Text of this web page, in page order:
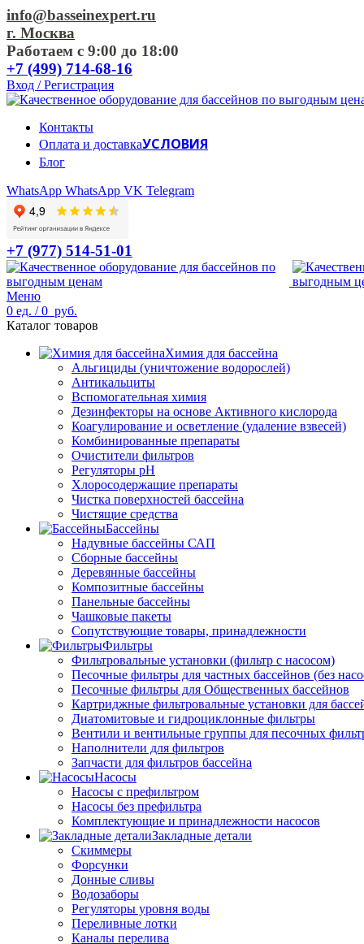
info@basseinexpert.ru
г. Москва
Работаем с 9:00 до 18:00
+7 (499) 714-68-16
Вход / Регистрация
Контакты
Оплата и доставкаУСЛОВИЯ
Блог
WhatsApp WhatsApp VK Telegram
+7 (977) 514-51-01
Меню
0 ед. / 0 руб.
Каталог товаров
Химия для бассейна
Альгициды (уничтожение водорослей)
Антикальциты
Вспомогательная химия
Дезинфекторы на основе Активного кислорода
Коагулирование и осветление (удаление взвесей)
Комбинированные препараты
Очистители фильтров
Регуляторы pH
Хлоросодержащие препараты
Чистка поверхностей бассейна
Чистящие средства
Бассейны
Надувные бассейны САП
Сборные бассейны
Деревянные бассейны
Композитные бассейны
Панельные бассейны
Чашковые пакеты
Сопутствующие товары, принадлежности
Фильтры
Фильтровальные установки (фильтр с насосом)
Песочные фильтры для частных бассейнов (без
Песочные фильтры для Общественных бассейнов
Картриджные фильтровальные установки для
Диатомитовые и гидроциклонные фильтры
Вентили и вентильные группы для песочных
Наполнители для фильтров
Запчасти для фильтров бассейна
Насосы
Насосы с префильтром
Насосы без префильтра
Комплектующие и принадлежности насосов
Закладные детали
Скиммеры
Форсунки
Донные сливы
Водозаборы
Регуляторы уровня воды
Переливные лотки
Каналы перелива